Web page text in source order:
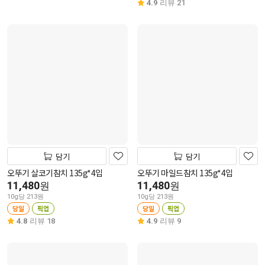
4.9 리뷰 21
담기
오뚜기 살코기참치 135g*4입
11,480원
10g당 213원
당일 픽업
4.8 리뷰 18
담기
오뚜기 마일드참치 135g*4입
11,480원
10g당 213원
당일 픽업
4.9 리뷰 9